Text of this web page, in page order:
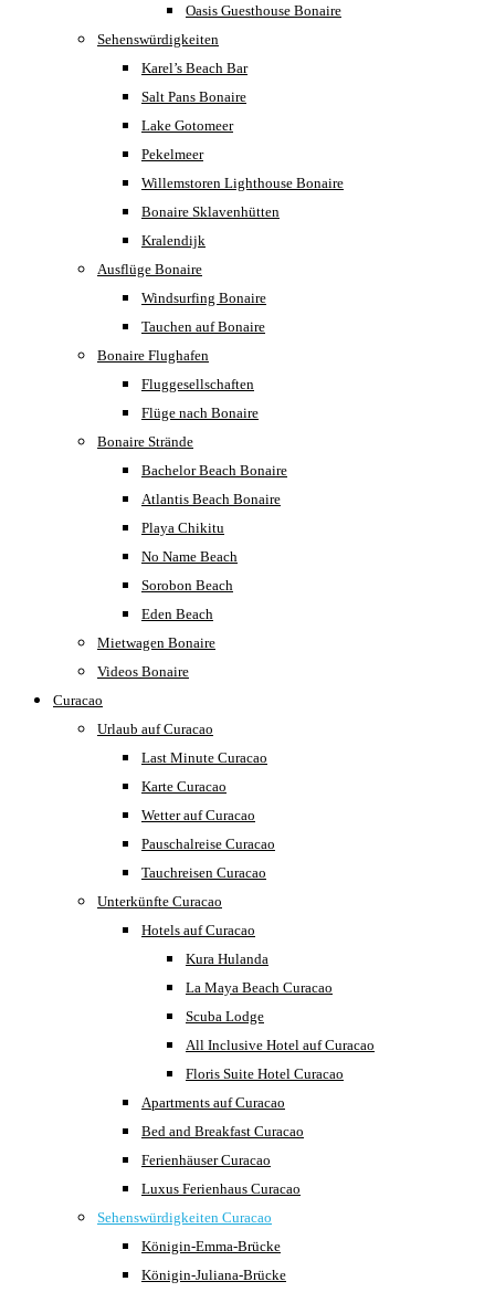
Oasis Guesthouse Bonaire
Sehenswürdigkeiten
Karel’s Beach Bar
Salt Pans Bonaire
Lake Gotomeer
Pekelmeer
Willemstoren Lighthouse Bonaire
Bonaire Sklavenhütten
Kralendijk
Ausflüge Bonaire
Windsurfing Bonaire
Tauchen auf Bonaire
Bonaire Flughafen
Fluggesellschaften
Flüge nach Bonaire
Bonaire Strände
Bachelor Beach Bonaire
Atlantis Beach Bonaire
Playa Chikitu
No Name Beach
Sorobon Beach
Eden Beach
Mietwagen Bonaire
Videos Bonaire
Curacao
Urlaub auf Curacao
Last Minute Curacao
Karte Curacao
Wetter auf Curacao
Pauschalreise Curacao
Tauchreisen Curacao
Unterkünfte Curacao
Hotels auf Curacao
Kura Hulanda
La Maya Beach Curacao
Scuba Lodge
All Inclusive Hotel auf Curacao
Floris Suite Hotel Curacao
Apartments auf Curacao
Bed and Breakfast Curacao
Ferienhäuser Curacao
Luxus Ferienhaus Curacao
Sehenswürdigkeiten Curacao
Königin-Emma-Brücke
Königin-Juliana-Brücke